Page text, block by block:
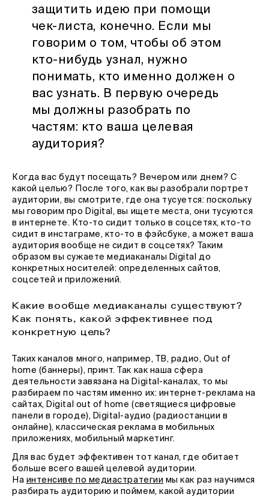
защитить идею при помощи
чек-листа, конечно. Если мы
говорим о том, чтобы об этом
кто-нибудь узнал, нужно
понимать, кто именно должен о
вас узнать. В первую очередь
мы должны разобрать по
частям: кто ваша целевая
аудитория?
Когда вас будут посещать? Вечером или днем? С
какой целью? После того, как вы разобрали портрет
аудитории, вы смотрите, где она тусуется: поскольку
мы говорим про Digital, вы ищете места, они тусуются
в интернете. Кто-то сидит только в соцсетях, кто-то
сидит в инстаграме, кто-то в фэйсбуке, а может ваша
аудитория вообще не сидит в соцсетях? Таким
образом вы сужаете медиаканалы Digital до
конкретных носителей: определенных сайтов,
соцсетей и приложений.
Какие вообще медиаканалы существуют?
Как понять, какой эффективнее под
конкретную цель?
Таких каналов много, например, ТВ, радио, Out of
home (баннеры), принт. Так как наша сфера
деятельности завязана на Digital-каналах, то мы
разбираем по частям именно их: интернет-реклама на
сайтах, Digital out of home (светящиеся цифровые
панели в городе), Digital-аудио (радиостанции в
онлайне), классическая реклама в мобильных
приложениях, мобильный маркетинг.
Для вас будет эффективен тот канал, где обитает
больше всего вашей целевой аудитории.
На интенсиве по медиастратегии мы как раз научимся
разбирать аудиторию и поймем, какой аудитории